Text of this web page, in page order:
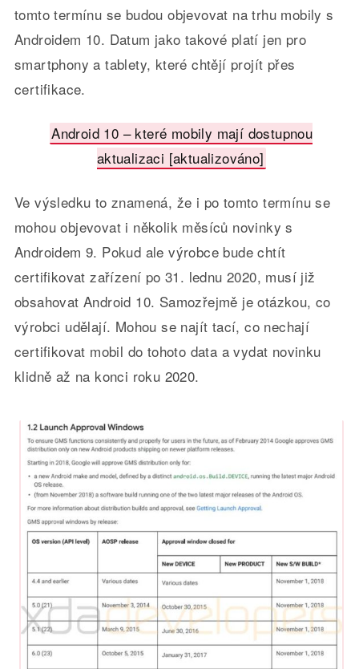
tomto termínu se budou objevovat na trhu mobily s
Androidem 10. Datum jako takové platí jen pro
smartphony a tablety, které chtějí projít přes
certifikace.
Android 10 – které mobily mají dostupnou
aktualizaci [aktualizováno]
Ve výsledku to znamená, že i po tomto termínu se
mohou objevovat i několik měsíců novinky s
Androidem 9. Pokud ale výrobce bude chtít
certifikovat zařízení po 31. lednu 2020, musí již
obsahovat Android 10. Samozřejmě je otázkou, co
výrobci udělají. Mohou se najít tací, co nechají
certifikovat mobil do tohoto data a vydat novinku
klidně až na konci roku 2020.